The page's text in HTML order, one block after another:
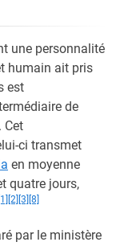
une personnalité
humain ait pris
est
de
. Cet
ci transmet
en moyenne
quatre jours,
[1] [2] [3] [8]
par le ministère